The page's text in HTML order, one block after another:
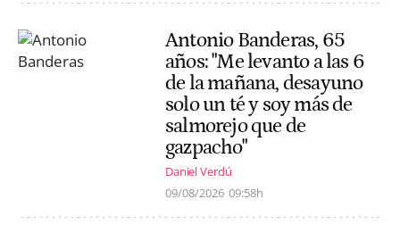
Antonio Banderas, 65
años: "Me levanto a las 6
de la mañana, desayuno
solo un té y soy más de
salmorejo que de
gazpacho"
Daniel Verdú
09/08/2026 09:58h